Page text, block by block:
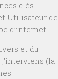
clés
Utilisateur de
d’internet.
et du
(la